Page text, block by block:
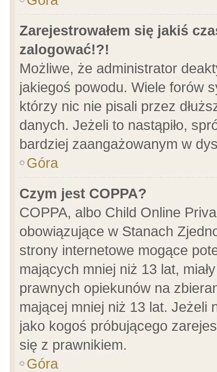
Zarejestrowałem się jakiś
zalogować!?!
Możliwe, że administrator
jakiegoś powodu. Wiele forów
którzy nic nie pisali przez
danych. Jeżeli to nastąpiło,
bardziej zaangażowanym w
Góra
Czym jest COPPA?
COPPA, albo Child Online
obowiązujące w Stanach
strony internetowe mogące
mających mniej niż 13 lat,
prawnych opiekunów na
mającej mniej niż 13 lat. Jeżeli
jako kogoś próbującego
się z prawnikiem.
Góra